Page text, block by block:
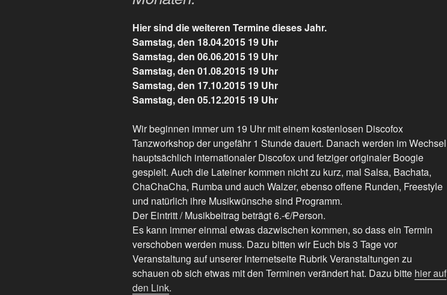
Hier sind die weiteren Termine dieses Jahr.
Samstag, den 18.04.2015 19 Uhr
Samstag, den 06.06.2015 19 Uhr
Samstag, den 01.08.2015 19 Uhr
Samstag, den 17.10.2015 19 Uhr
Samstag, den 05.12.2015 19 Uhr
Wir beginnen immer um 19 Uhr mit einem kostenlosen Discofox
Tanzworkshop der ungefähr 1 Stunde dauert. Danach werden im Wechsel
hauptsächlich internationaler Discofox und fetziger originaler Boogie
gespielt. Auch die Lateiner kommen nicht zu kurz, mal Salsa, Bachata,
ChaChaCha, Rumba und auch Walzer, ebenso offene Runden, Freestyle
und natürlich ihre Musikwünsche sind Programm.
Der Eintritt / Musikbeitrag beträgt 6.-€/Person.
Es kann immer einmal etwas dazwischen kommen, so dass ein Termin
verschoben werden muss. Dazu bitten wir Euch bis 3 Tage vor
Veranstaltung auf unserer Internetseite Rubrik Veranstaltungen zu
schauen ob sich etwas mit den Terminen verändert hat. Dazu bitte hier auf
den Link.